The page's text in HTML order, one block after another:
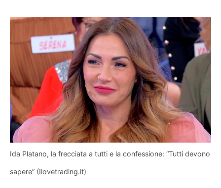
Ida Platano, la frecciata a tutti e la confessione: “Tutti devono
sapere” (Ilovetrading.it)